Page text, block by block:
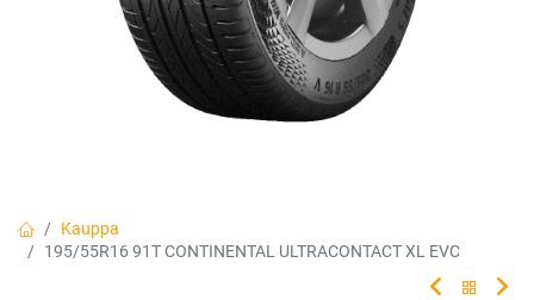
Kauppa
195/55R16 91T CONTINENTAL ULTRACONTACT XL EVC